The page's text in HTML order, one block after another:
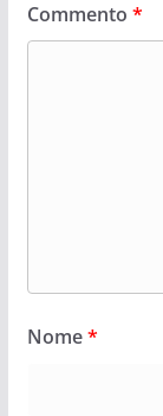
Commento *
Nome*